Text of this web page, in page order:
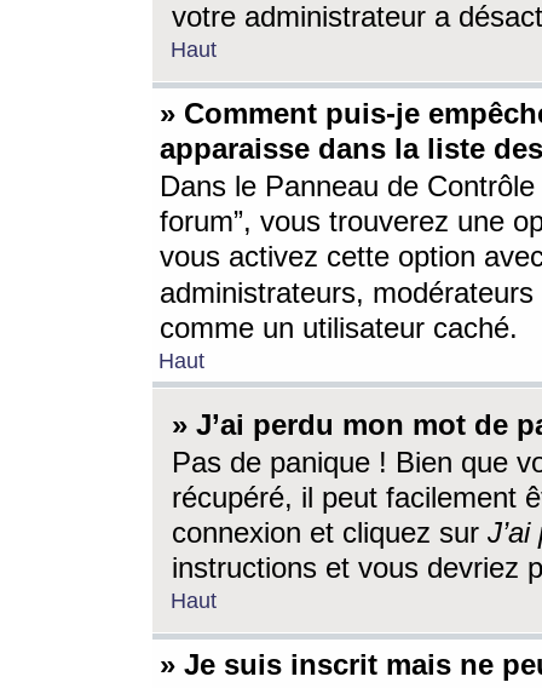
votre administrateur a
Haut
» Comment puis-je
apparaisse dans la liste
Dans le Panneau de
forum”, vous trouverez une
vous activez cette option
administrateurs,
comme un utilisateur caché.
Haut
» J’ai perdu mon mot de
Pas de panique ! Bien que
récupéré, il peut facilement
connexion et cliquez sur
instructions et vous devriez
Haut
» Je suis inscrit mais ne